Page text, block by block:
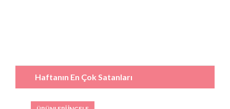
Haftanın En Çok Satanları